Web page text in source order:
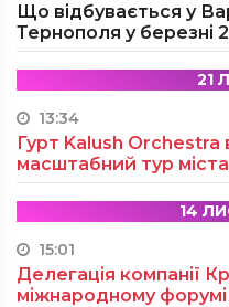
Що відбувається у
Тернополя у березні
21
13:34
Гурт Kalush Orchestra
масштабний тур
14
15:01
Делегація компанії
міжнародному